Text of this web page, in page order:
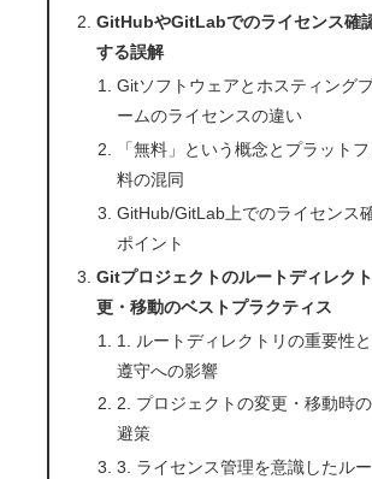
GitHubやGitLabでのライセンス確
する誤解
Gitソフトウェアとホスティング
ームのライセンスの違い
「無料」という概念とプラット
料の混同
GitHub/GitLab上でのライセンス
ポイント
Gitプロジェクトのルートディレク
更・移動のベストプラクティス
1. ルートディレクトリの重要性
遵守への影響
2. プロジェクトの変更・移動時
避策
3. ライセンス管理を意識したル